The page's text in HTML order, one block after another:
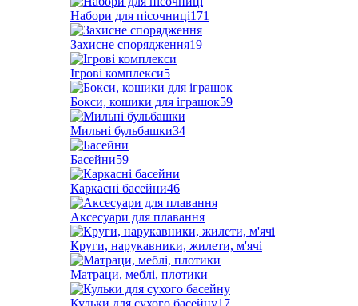
Набори для пісочниці171
Захисне спорядження19
Ігрові комплекси5
Бокси, кошики для іграшок59
Мильні бульбашки34
Басейни59
Каркасні басейни46
Аксесуари для плавання
Круги, нарукавники, жилети, м'ячі
Матраци, меблі, плотики
Кульки для сухого басейну17